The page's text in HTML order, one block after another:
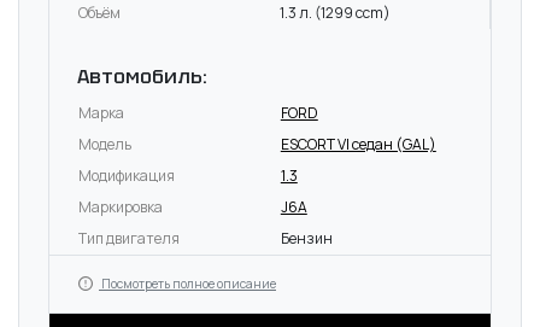
Объём 1.3 л. (1299 ccm)
Автомобиль:
Марка
FORD
Модель
ESCORT VI седан (GAL)
Модификация
1.3
Маркировка
J6A
Тип двигателя
Бензин
Посмотреть полное описание